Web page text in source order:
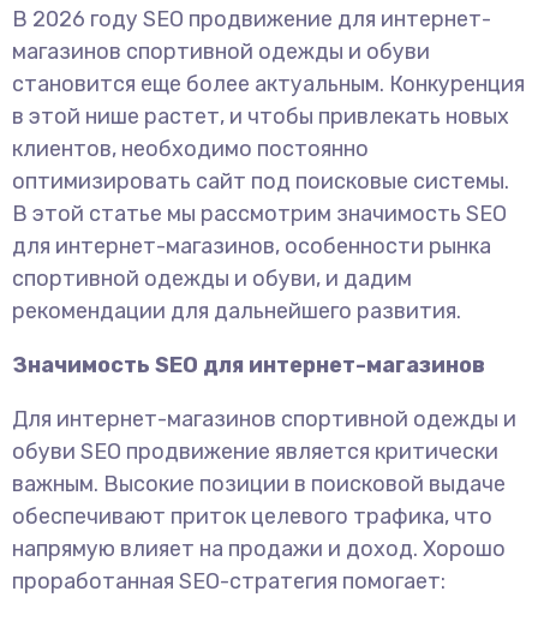
В 2026 году SEO продвижение для интернет-
магазинов спортивной одежды и обуви
становится еще более актуальным. Конкуренция
в этой нише растет, и чтобы привлекать новых
клиентов, необходимо постоянно
оптимизировать сайт под поисковые системы.
В этой статье мы рассмотрим значимость SEO
для интернет-магазинов, особенности рынка
спортивной одежды и обуви, и дадим
рекомендации для дальнейшего развития.
Значимость SEO для интернет-магазинов
Для интернет-магазинов спортивной одежды и
обуви SEO продвижение является критически
важным. Высокие позиции в поисковой выдаче
обеспечивают приток целевого трафика, что
напрямую влияет на продажи и доход. Хорошо
проработанная SEO-стратегия помогает: